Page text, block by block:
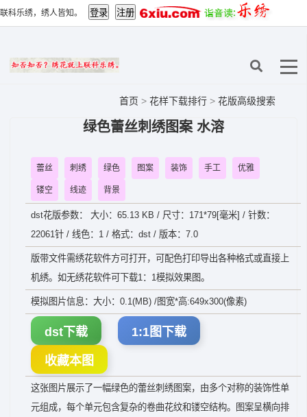
联科乐绣，绣人皆知。
首页 > 花样下载排行 > 花版高级搜索
绿色蕾丝刺绣图案 水溶
蕾丝 刺绣 绿色 图案 装饰 手工 优雅
镂空 线迹 背景
dst花版参数： 大小：65.13 KB / 尺寸：171*79[毫米] / 针数：
22061针 / 线色：1 / 格式：dst / 版本：7.0
版带文件需绣花软件方可打开，可配色打印导出各种格式或直接上
机绣。如无绣花软件可下载1：1模拟效果图。
模拟图片信息：大小：0.1(MB) /图宽*高:649x300(像素)
dst下载 1:1图下载
收藏本图
这张图片展示了一幅绿色的蕾丝刺绣图案，由多个对称的装饰性单
元组成，每个单元包含复杂的卷曲花纹和镂空结构。图案呈横向排